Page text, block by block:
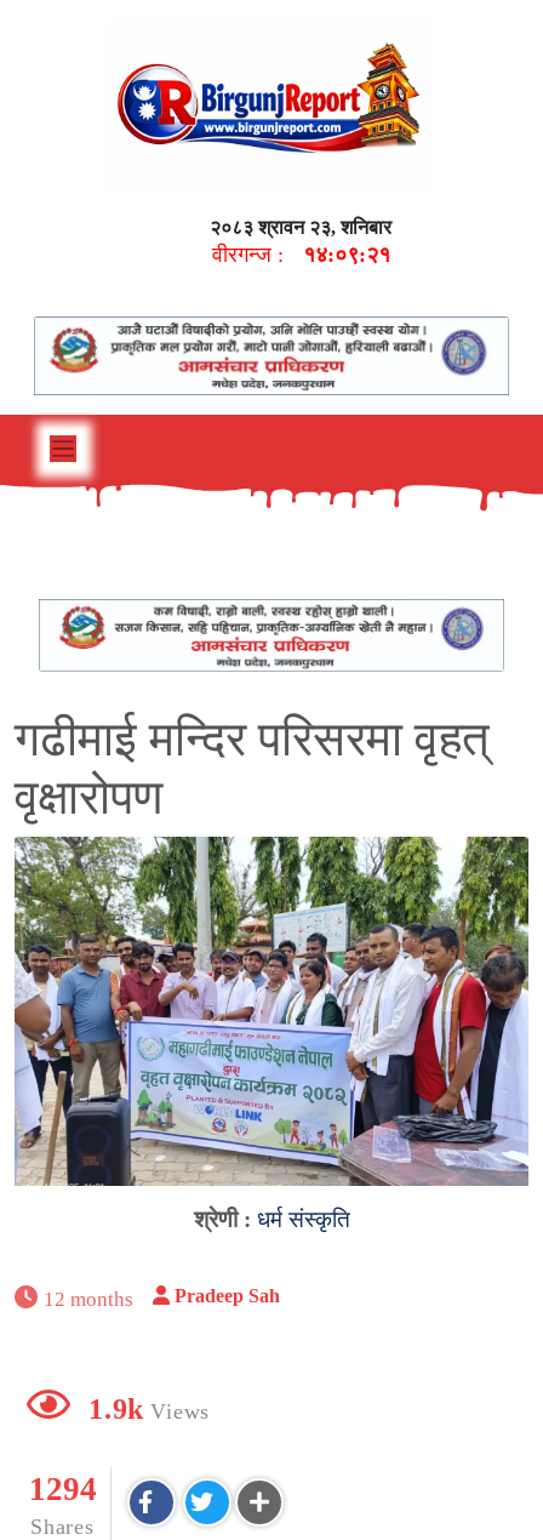
२०८३ श्रावन २३, शनिबार
वीरगन्ज : १४:०९:२२
गढीमाई मन्दिर परिसरमा वृहत्
वृक्षारोपण
श्रेणी : धर्म संस्कृति
12 months Pradeep Sah
1.9k Views
1294
Shares